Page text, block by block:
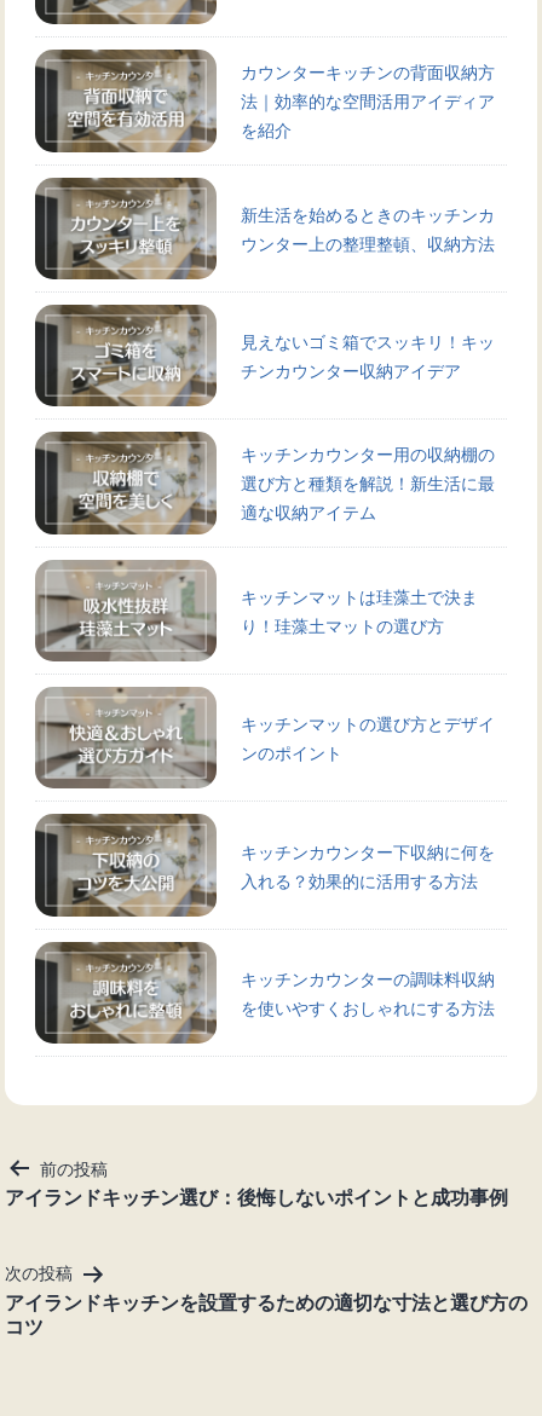
カウンターキッチンの背面収納方
法｜効率的な空間活用アイディア
を紹介
新生活を始めるときのキッチンカ
ウンター上の整理整頓、収納方法
見えないゴミ箱でスッキリ！キッ
チンカウンター収納アイデア
キッチンカウンター用の収納棚の
選び方と種類を解説！新生活に最
適な収納アイテム
キッチンマットは珪藻土で決ま
り！珪藻土マットの選び方
キッチンマットの選び方とデザイ
ンのポイント
キッチンカウンター下収納に何を
入れる？効果的に活用する方法
キッチンカウンターの調味料収納
を使いやすくおしゃれにする方法
投
稿
ゲ
ー
シ
前の投稿
アイランドキッチン選び：後悔しないポイントと成功事例
次の投稿
アイランドキッチンを設置するための適切な寸法と選び方の
コツ